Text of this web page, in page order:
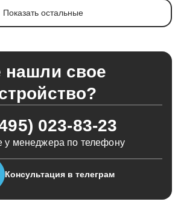
Показать остальные
нашли свое
023-83-23
у менеджера по телефону
Консультация в телеграм